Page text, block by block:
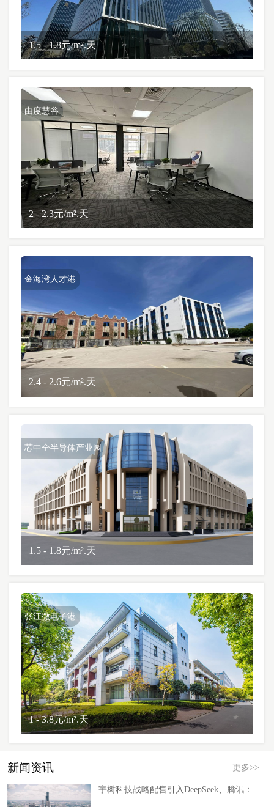
1.5 - 1.8元/m².天
由度慧谷
2 - 2.3元/m².天
金海湾人才港
2.4 - 2.6元/m².天
芯中全半导体产业园
1.5 - 1.8元/m².天
张江微电子港
1 - 3.8元/m².天
新闻资讯 更多>>